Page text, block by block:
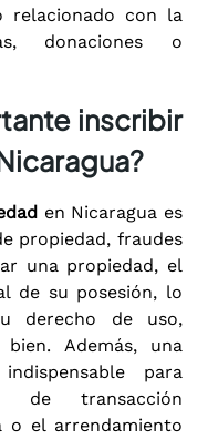
relacionado con la
donaciones o
inscribir
en Nicaragua es
propiedad, fraudes
una propiedad, el
de su posesión, lo
derecho de uso,
Además, una
para
de transacción
o el arrendamiento